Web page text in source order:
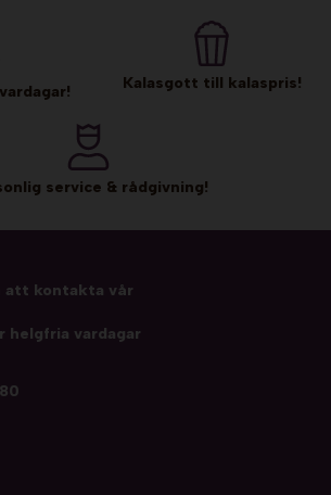
Kalasgott till kalaspris!
service & rådgivning!
att kontakta vår
helgfria vardagar